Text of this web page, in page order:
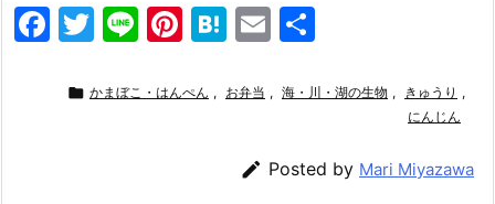
F
c
T
itt
Li
e
Pi
er
H
e
a
E
ai
 かまぼこ・はんぺん , お弁当 , 海・川・湖の生物 , きゅうり ,
にんじん
 Posted by Mari Miyazawa